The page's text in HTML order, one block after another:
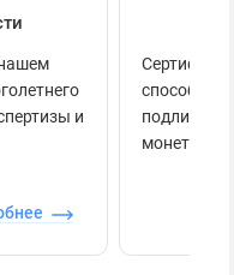
и
способов
монеты.